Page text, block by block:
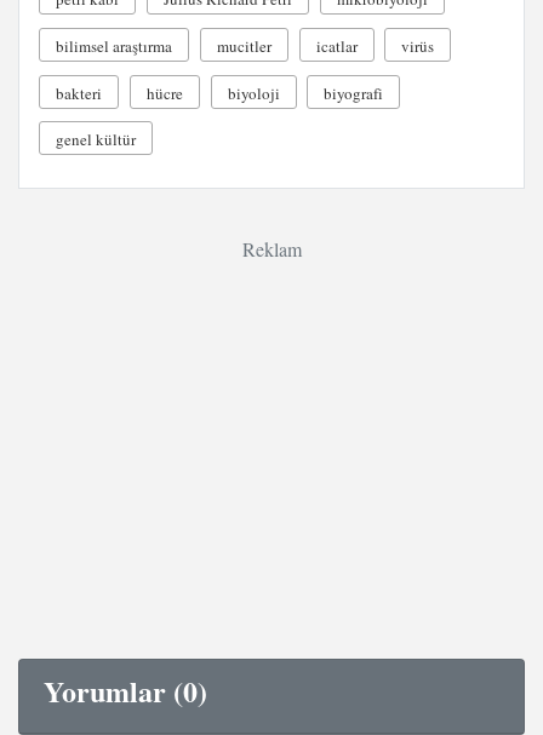
bilimsel araştırma mucitler icatlar virüs
bakteri hücre biyoloji biyografi
genel kültür
Reklam
Yorumlar (0)